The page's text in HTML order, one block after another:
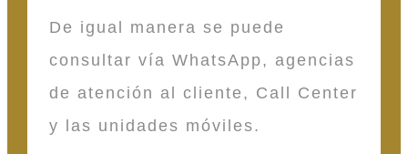
De igual manera se puede
consultar vía WhatsApp, agencias
de atención al cliente, Call Center
y las unidades móviles.